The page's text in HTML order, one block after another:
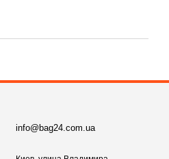
info@bag24.com.ua